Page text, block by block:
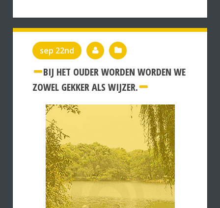
sep 22nd
BIJ HET OUDER WORDEN WORDEN WE
ZOWEL GEKKER ALS WIJZER.